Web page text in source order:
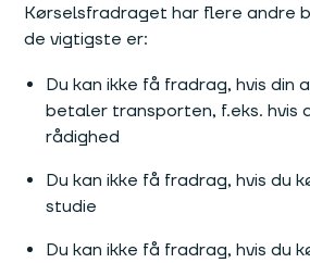
Kørselsfradraget har flere andre
de vigtigste er:
Du kan ikke få fradrag, hvis din
betaler transporten, f.eks. hvis
rådighed
Du kan ikke få fradrag, hvis du
studie
Du kan ikke få fradrag, hvis du